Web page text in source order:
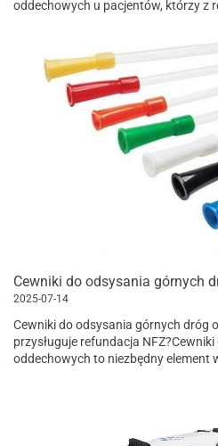
oddechowych u pacjentów, którzy z
2025-07-14
Cewniki do odsysania górnych dróg
przysługuje refundacja
oddechowych to niezbędny element